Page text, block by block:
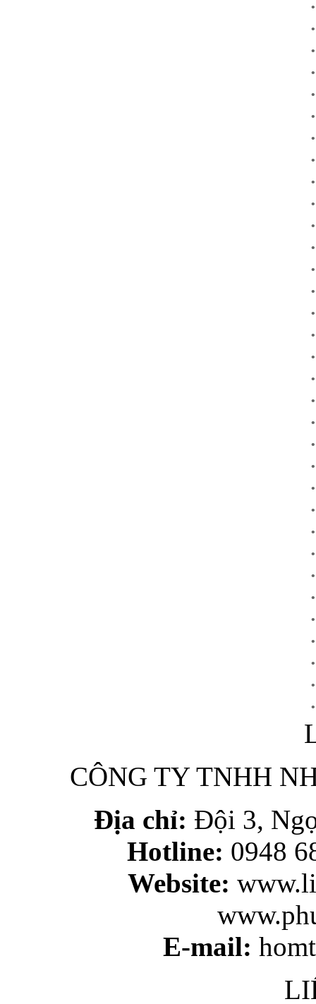
•
•
•
•
•
•
•
•
•
•
•
•
•
•
•
•
•
•
•
•
•
•
•
•
•
•
•
•
•
•
•
•
•
CÔNG TY TNHH
Địa chỉ: Đội 3,
Hotline: 0948
Website:
E-mail: